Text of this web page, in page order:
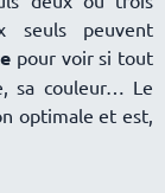
seuls peuvent
pour voir si tout
sa couleur… Le
optimale et est,